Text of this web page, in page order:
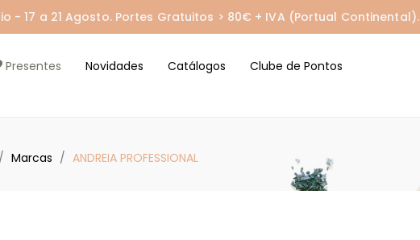
- 17 a 21 Agosto. Portes Gratuitos > 80€ + IVA (Portual Continental).
Presentes Novidades Catálogos
Clube de Pontos
Marcas ANDREIA PROFESSIONAL